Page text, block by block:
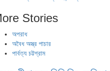
Stories
অপরাধ
অবৈধ অস্ত্র পাচার
পার্বত্য চট্টগ্রাম